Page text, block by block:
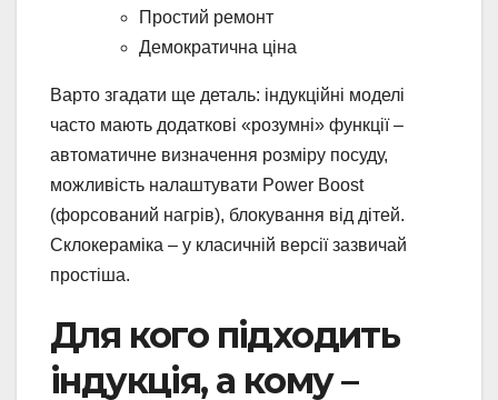
Простий ремонт
Демократична ціна
Варто згадати ще деталь: індукційні моделі
часто мають додаткові «розумні» функції –
автоматичне визначення розміру посуду,
можливість налаштувати Power Boost
(форсований нагрів), блокування від дітей.
Склокераміка – у класичній версії зазвичай
простіша.
Для кого підходить
індукція, а кому –